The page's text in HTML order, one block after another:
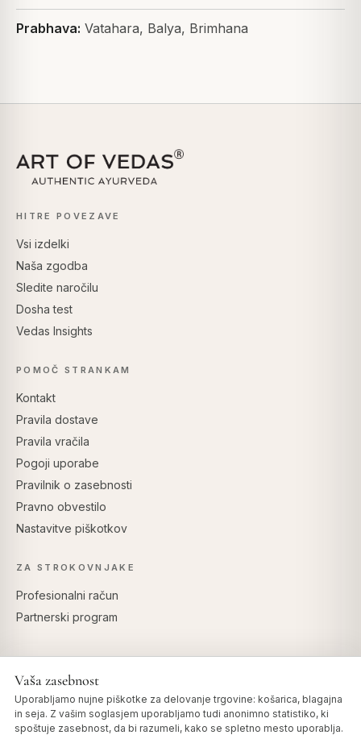
Prabhava: Vatahara, Balya, Brimhana
HITRE POVEZAVE
Vsi izdelki
Naša zgodba
Sledite naročilu
Dosha test
Vedas Insights
POMOČ STRANKAM
Kontakt
Pravila dostave
Pravila vračila
Pogoji uporabe
Pravilnik o zasebnosti
Pravno obvestilo
Nastavitve piškotkov
ZA STROKOVNJAKE
Profesionalni račun
Partnerski program
Vaša zasebnost
Uporabljamo nujne piškotke za delovanje trgovine: košarica, blagajna
in seja. Z vašim soglasjem uporabljamo tudi anonimno statistiko, ki
spoštuje zasebnost, da bi razumeli, kako se spletno mesto uporablja.